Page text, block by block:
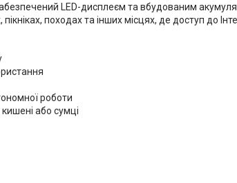
LED-дисплеєм та вбудованим
походах та інших місцях, де доступ до
роботи
або сумці